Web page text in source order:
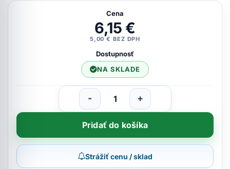
Cena
6,15 €
5,00 € BEZ DPH
Dostupnosť
NA SKLADE
- +
Pridať do košíka
Strážiť cenu / sklad